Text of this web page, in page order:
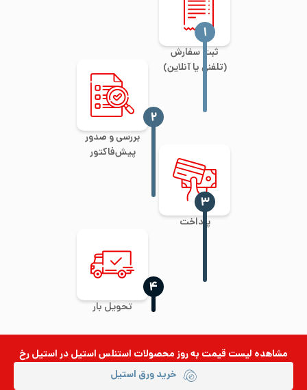
ثبت سفارش
(تلفنی یا آنلاین)
‍۱
بررسی و صدور
پیش‌فاکتور
‍۲
پرداخت
‍۳
تحویل بار
‍۴
مشاهده لیست قیمت به روزمحصولات استنلس استیلدر استیل رخ
خرید ورق استیل